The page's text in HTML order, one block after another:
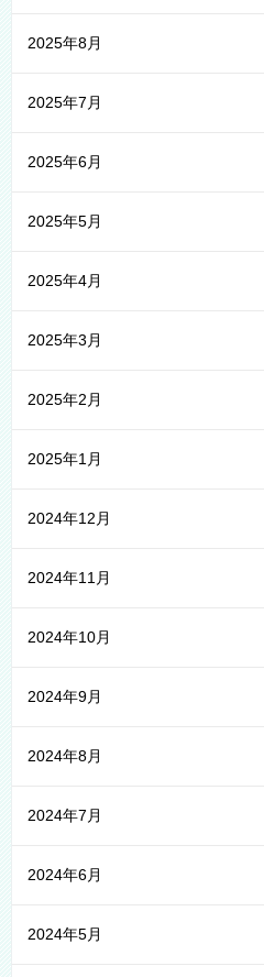
2025年8月
2025年7月
2025年6月
2025年5月
2025年4月
2025年3月
2025年2月
2025年1月
2024年12月
2024年11月
2024年10月
2024年9月
2024年8月
2024年7月
2024年6月
2024年5月